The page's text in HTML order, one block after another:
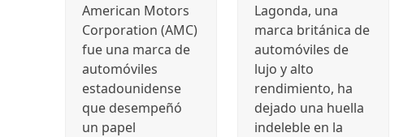
American Motors
Corporation (AMC)
fue una marca de
automóviles
estadounidense
que desempeñó
un papel
Lagonda, una
marca británica de
automóviles de
lujo y alto
rendimiento, ha
dejado una huella
indeleble en la